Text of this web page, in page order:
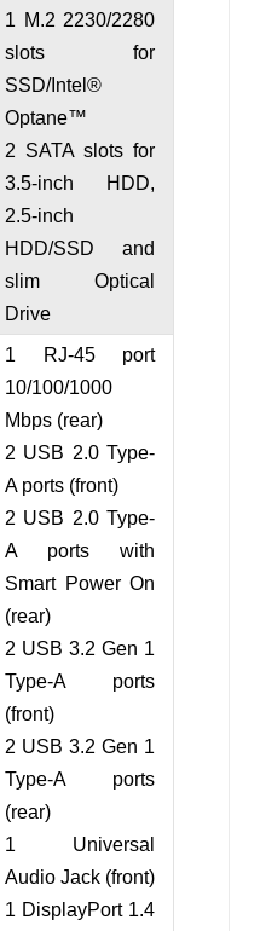
1 M.2 2230/2280
slots for
SSD/Intel®
Optane™
2 SATA slots for
3.5-inch HDD,
2.5-inch
HDD/SSD and
slim Optical
Drive
1 RJ-45 port
10/100/1000
Mbps (rear)
2 USB 2.0 Type-
A ports (front)
2 USB 2.0 Type-
A ports with
Smart Power On
(rear)
2 USB 3.2 Gen 1
Type-A ports
(front)
2 USB 3.2 Gen 1
Type-A ports
(rear)
1 Universal
Audio Jack (front)
1 DisplayPort 1.4